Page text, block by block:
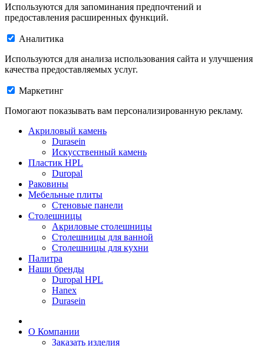
Используются для запоминания предпочтений и
предоставления расширенных функций.
Аналитика
Используются для анализа использования сайта и улучшения
качества предоставляемых услуг.
Маркетинг
Помогают показывать вам персонализированную рекламу.
Акриловый камень
Durasein
Искусственный камень
Пластик HPL
Duropal
Раковины
Мебельные плиты
Стеновые панели
Столешницы
Акриловые столешницы
Столешницы для ванной
Столешницы для кухни
Палитра
Наши бренды
Duropal HPL
Hanex
Durasein
О Компании
Заказать изделия